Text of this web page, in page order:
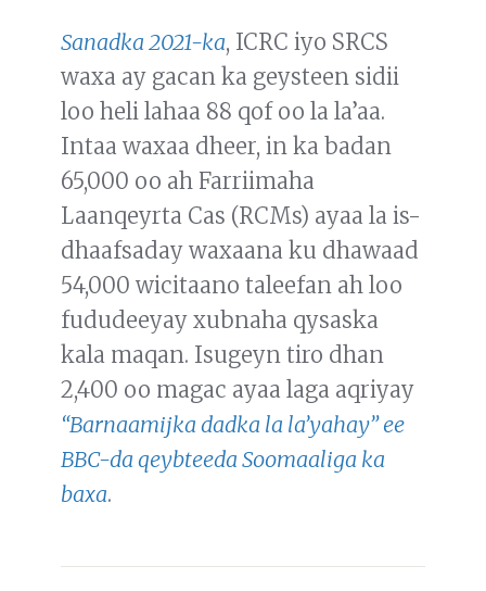
Sanadka 2021-ka, ICRC iyo SRCS
waxa ay gacan ka geysteen sidii
loo heli lahaa 88 qof oo la la’aa.
Intaa waxaa dheer, in ka badan
65,000 oo ah Farriimaha
Laanqeyrta Cas (RCMs) ayaa la is-
dhaafsaday waxaana ku dhawaad
54,000 wicitaano taleefan ah loo
fududeeyay xubnaha qysaska
kala maqan. Isugeyn tiro dhan
2,400 oo magac ayaa laga aqriyay
“Barnaamijka dadka la la’yahay” ee
BBC-da qeybteeda Soomaaliga ka
baxa.